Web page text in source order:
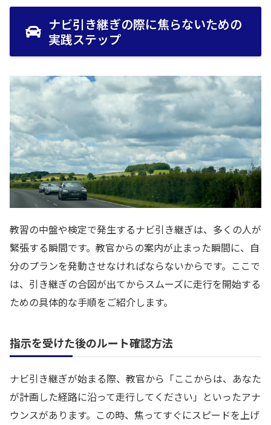
ナビ引き継ぎの際に焦らないための
実践ステップ
教習の中盤や検定で発生するナビ引き継ぎは、多くの人が
緊張する瞬間です。教官からの案内が止まった瞬間に、自
分のプランを発動させなければならないからです。ここで
は、引き継ぎの合図が出てからスムーズに走行を開始する
ための具体的な手順をご紹介します。
指示を受けた後のルート確認方法
ナビ引き継ぎが始まる際、教官から「ここからは、あなた
が計画した経路に沿って走行してください」といったアナ
ウンスがあります。この時、焦ってすぐにスピードを上げ